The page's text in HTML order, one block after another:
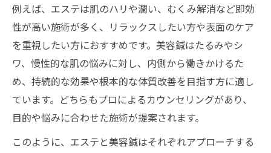
例えば、エステは肌のハリや潤い、むくみ解消など即効
性が高い施術が多く、リラックスしたい方や表面のケア
を重視したい方におすすめです。美容鍼はたるみやシ
ワ、慢性的な肌の悩みに対し、内側から働きかけるた
め、持続的な効果や根本的な体質改善を目指す方に適し
ています。どちらもプロによるカウンセリングがあり、
目的や悩みに合わせた施術が提案されます。
このように、エステと美容鍼はそれぞれアプローチする